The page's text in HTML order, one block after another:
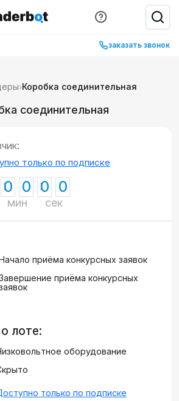
заказать звонок
›Коробка соединительная
соединительная
только по подписке
0 0
мин
0 0
сек
приёма конкурсных заявок
приёма конкурсных
лоте:
оборудование
только по подписке